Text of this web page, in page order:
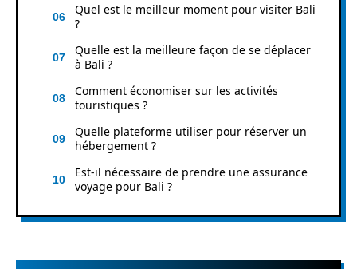
Quel est le meilleur moment pour visiter Bali
?
Quelle est la meilleure façon de se déplacer
à Bali ?
Comment économiser sur les activités
touristiques ?
Quelle plateforme utiliser pour réserver un
hébergement ?
Est-il nécessaire de prendre une assurance
voyage pour Bali ?